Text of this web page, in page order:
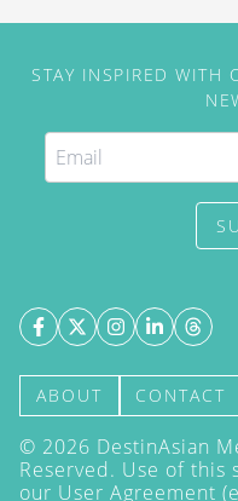
STAY INSPIRED WITH
ABOUT CONTACT
© 2026 DestinAsian
Reserved. Use of
our User Agreement